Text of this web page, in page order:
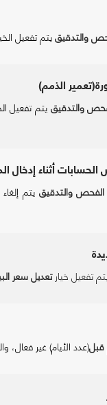
والتدقيقيتم تفعيل
الذمم)
والتدقيقيتم تفعيل
أثناء إدخال
الفحص والتدقيقيتم
تفعيل خيارتعديلسعر
قبل(عدد الأيام)غير فعال،